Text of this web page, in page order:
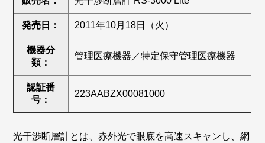
発売日： 2011年10月18日（火）
機器分
類：
管理医療機器／特定保守管理医療機器
認証番
号：
223AABZX00081000
光干渉断層計とは、赤外光で眼底を高速スキャンし、網